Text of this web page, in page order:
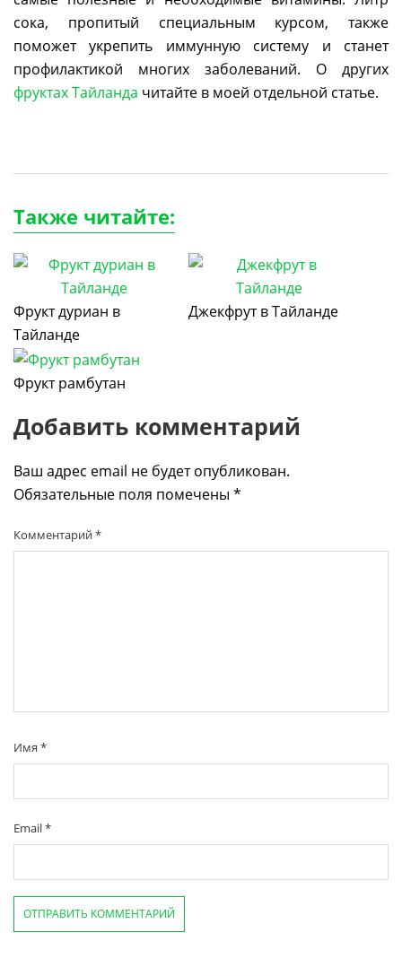
сока, пропитый специальным курсом, также
поможет укрепить иммунную систему и станет
профилактикой многих заболеваний. О других
фруктах Тайланда читайте в моей отдельной статье.
Также читайте:
Фрукт дуриан в
Тайланде
Джекфрут в Тайланде
Фрукт рамбутан
Добавить комментарий
Ваш адрес email не будет опубликован.
Обязательные поля помечены *
Комментарий*
Имя *
Email*